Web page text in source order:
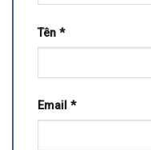
Tên *
Email *